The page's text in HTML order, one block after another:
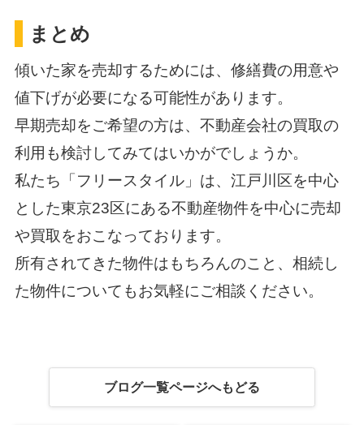
まとめ
傾いた家を売却するためには、修繕費の用意や
値下げが必要になる可能性があります。
早期売却をご希望の方は、不動産会社の買取の
利用も検討してみてはいかがでしょうか。
私たち「フリースタイル」は、江戸川区を中心
とした東京23区にある不動産物件を中心に売却
や買取をおこなっております。
所有されてきた物件はもちろんのこと、相続し
た物件についてもお気軽にご相談ください。
ブログ一覧ページへもどる